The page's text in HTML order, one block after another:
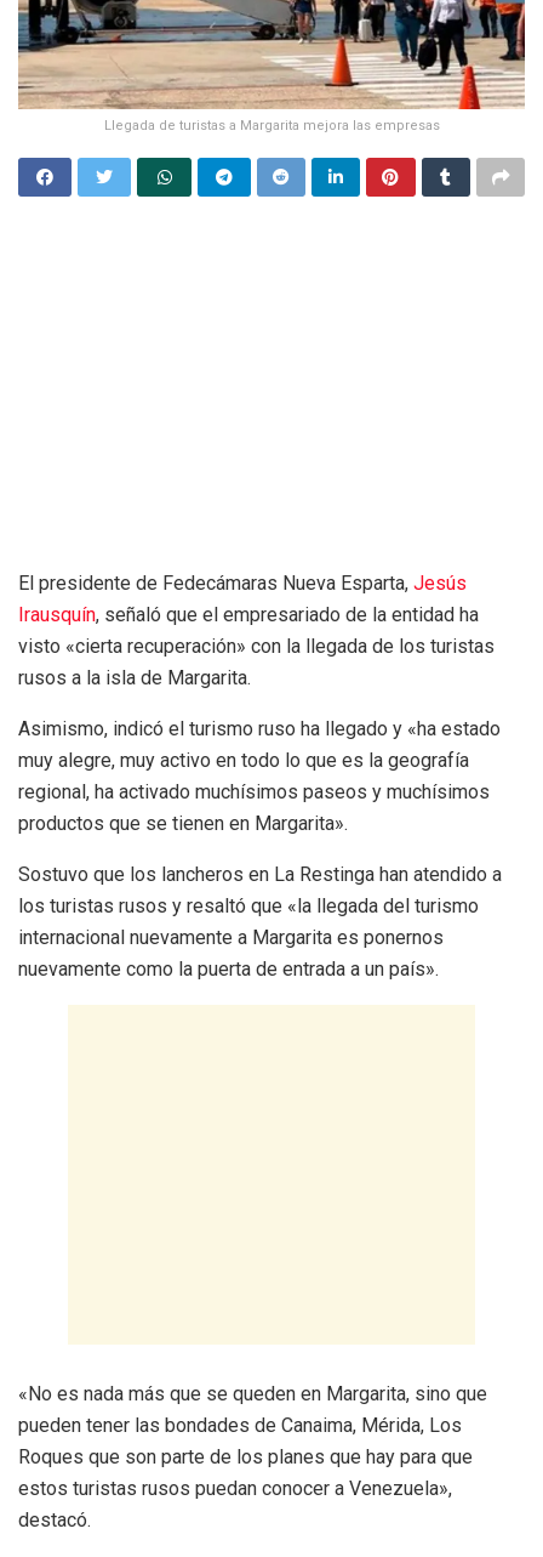
Llegada de turistas a Margarita mejora las empresas
El presidente de Fedecámaras Nueva Esparta, Jesús
Irausquín, señaló que el empresariado de la entidad ha
visto «cierta recuperación» con la llegada de los turistas
rusos a la isla de Margarita.
Asimismo, indicó el turismo ruso ha llegado y «ha estado
muy alegre, muy activo en todo lo que es la geografía
regional, ha activado muchísimos paseos y muchísimos
productos que se tienen en Margarita».
Sostuvo que los lancheros en La Restinga han atendido a
los turistas rusos y resaltó que «la llegada del turismo
internacional nuevamente a Margarita es ponernos
nuevamente como la puerta de entrada a un país».
«No es nada más que se queden en Margarita, sino que
pueden tener las bondades de Canaima, Mérida, Los
Roques que son parte de los planes que hay para que
estos turistas rusos puedan conocer a Venezuela»,
destacó.